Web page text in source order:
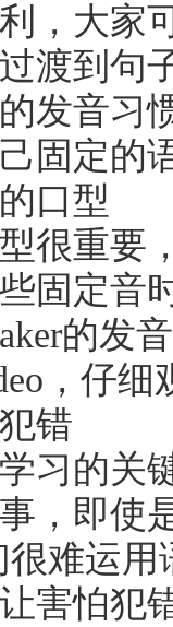
，大家
渡到句
发音习
固定的
口型
重要，
固定音
的发
，仔细
错
的关键
，即使
难运
害怕犯